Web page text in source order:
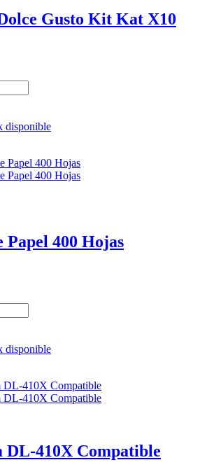
Gusto Kit Kat X10
disponible
Papel 400 Hojas
disponible
DL-410X Compatible